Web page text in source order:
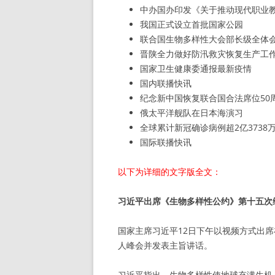
中办国办印发《关于推动现代职业
我国正式设立首批国家公园
联合国生物多样性大会部长级全体
晋陕全力做好防汛救灾恢复生产工
国家卫生健康委通报最新疫情
国内联播快讯
纪念新中国恢复联合国合法席位50
俄太平洋舰队在日本海演习
全球累计新冠确诊病例超2亿3738
国际联播快讯
以下为详细的文字版全文：
习近平出席《生物多样性公约》第十五
国家主席习近平12日下午以视频方式出
人峰会并发表主旨讲话。